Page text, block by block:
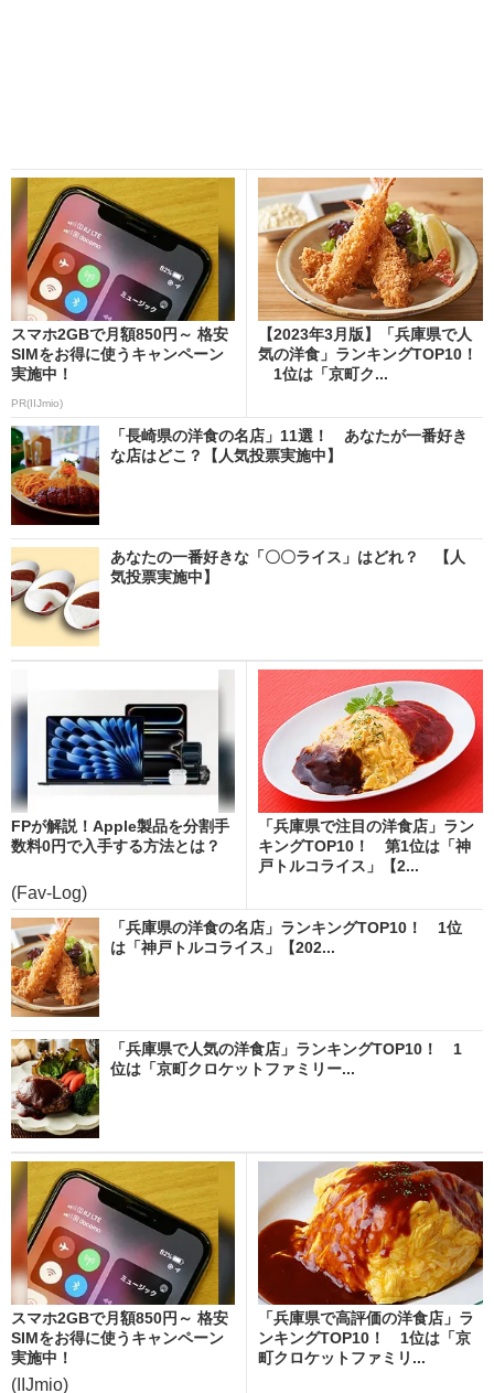
スマホ2GBで月額850円～ 格安
SIMをお得に使うキャンペーン
実施中！
PR(IIJmio)
【2023年3月版】「兵庫県で人
気の洋食」ランキングTOP10！
1位は「京町ク...
「長崎県の洋食の名店」11選！ あなたが一番好き
な店はどこ？【人気投票実施中】
あなたの一番好きな「〇〇ライス」はどれ？ 【人
気投票実施中】
FPが解説！Apple製品を分割手
数料0円で入手する方法とは？
(Fav-Log)
「兵庫県で注目の洋食店」ラン
キングTOP10！ 第1位は「神
戸トルコライス」【2...
「兵庫県の洋食の名店」ランキングTOP10！ 1位
は「神戸トルコライス」【202...
「兵庫県で人気の洋食店」ランキングTOP10！ 1
位は「京町クロケットファミリー...
スマホ2GBで月額850円～ 格安
SIMをお得に使うキャンペーン
実施中！
(IIJmio)
「兵庫県で高評価の洋食店」ラ
ンキングTOP10！ 1位は「京
町クロケットファミリ...